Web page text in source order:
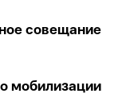
совещание
мобилизации